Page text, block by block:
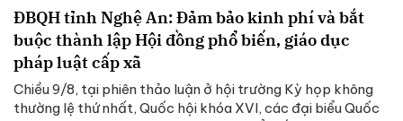
ĐBQH tỉnh Nghệ An: Đảm bảo kinh phí và bắt
buộc thành lập Hội đồng phổ biến, giáo dục
pháp luật cấp xã
Chiều 9/8, tại phiên thảo luận ở hội trường Kỳ họp không
thường lệ thứ nhất, Quốc hội khóa XVI, các đại biểu Quốc